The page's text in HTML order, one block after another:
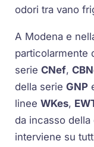
odori tra vano
A Modena e
particolarmente
serieCNef,
della serieGNP
lineeWKes,
da incasso della
interviene su